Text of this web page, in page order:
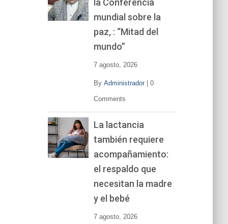
mundial sobre la
paz, : “Mitad del
mundo”
7 agosto, 2026
By Administrador| 0
Comments
La lactancia
también requiere
acompañamiento:
el respaldo que
necesitan la madre
y el bebé
7 agosto, 2026